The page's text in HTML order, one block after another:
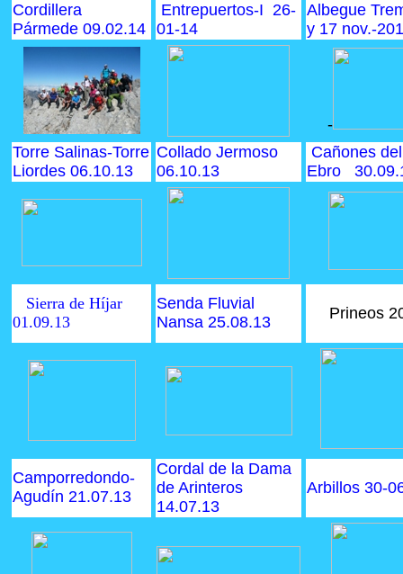
Cordillera
Pármede 09.02.14
Entrepuertos-I 26-
01-14
Albegue
y 17 nov.-
-
Torre Salinas-Torre
Liordes 06.10.13
Collado Jermoso
06.10.13
Cañones del
Ebro
Sierra de Híjar
01.09.13
Senda Fluvial
Nansa 25.08.13
Prineos
Camporredondo-
Agudín 21.07.13
Cordal de la Dama
de Arinteros
14.07.13
Arbillos 30-